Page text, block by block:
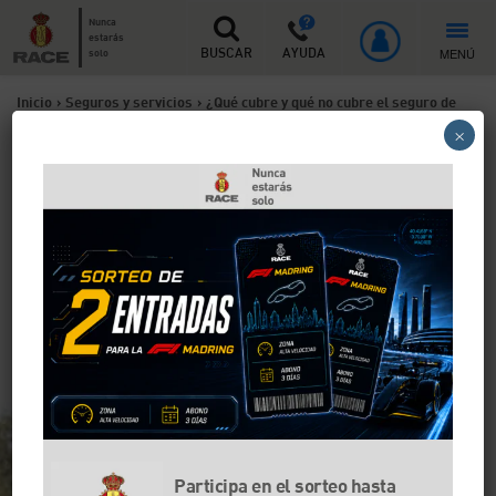
Nunca
estarás
solo
BUSCAR AYUDA MENÚ
Inicio > Seguros y servicios > ¿Qué cubre y qué no cubre el seguro de
¿Qué cubre y qué no cubre el
seguro de coche?
Tu seguro de coche, sea uno a terceros, a terceros
ampliado o a todo riesgo con o sin franquicia, no te
cubre en todas las circunstancias. En el RACE te
explicamos cuáles son.
Participa en el sorteo hasta
×